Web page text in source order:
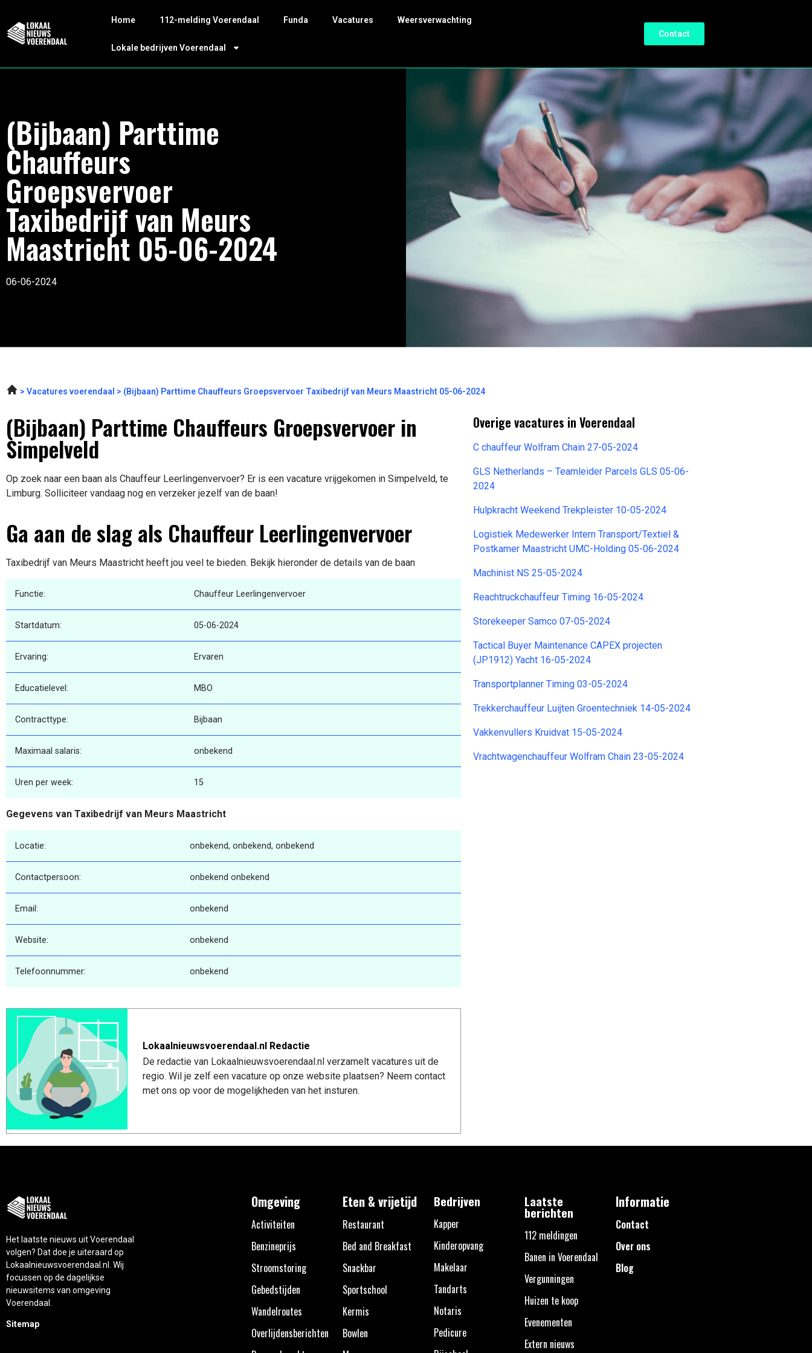
Home 112-melding Voerendaal Funda Vacatures Weersverwachting
Lokale bedrijven Voerendaal
Contact
(Bijbaan) Parttime
Chauffeurs
Groepsvervoer
Taxibedrijf van Meurs
Maastricht 05-06-2024
06-06-2024
Vacatures voerendaal (Bijbaan) Parttime Chauffeurs Groepsvervoer Taxibedrijf van Meurs Maastricht 05-06-2024
(Bijbaan) Parttime Chauffeurs Groepsvervoer in
Simpelveld
Op zoek naar een baan als Chauffeur Leerlingenvervoer? Er is een vacature vrijgekomen in Simpelveld, te
Limburg. Solliciteer vandaag nog en verzeker jezelf van de baan!
Ga aan de slag als Chauffeur Leerlingenvervoer
Taxibedrijf van Meurs Maastricht heeft jou veel te bieden. Bekijk hieronder de details van de baan
Functie: Chauffeur Leerlingenvervoer
Startdatum: 05-06-2024
Ervaring: Ervaren
Educatielevel: MBO
Contracttype: Bijbaan
Maximaal salaris: onbekend
Uren per week: 15
Gegevens van Taxibedrijf van Meurs Maastricht
Locatie: onbekend, onbekend, onbekend
Contactpersoon: onbekend onbekend
Email: onbekend
Website: onbekend
Telefoonnummer: onbekend
Lokaalnieuwsvoerendaal.nl Redactie
De redactie van Lokaalnieuwsvoerendaal.nl verzamelt vacatures uit de
regio. Wil je zelf een vacature op onze website plaatsen? Neem contact
met ons op voor de mogelijkheden van het insturen.
Overige vacatures in Voerendaal
C chauffeur Wolfram Chain 27-05-2024
GLS Netherlands – Teamleider Parcels GLS 05-06-
2024
Hulpkracht Weekend Trekpleister 10-05-2024
Logistiek Medewerker Intern Transport/Textiel &
Postkamer Maastricht UMC-Holding 05-06-2024
Machinist NS 25-05-2024
Reachtruckchauffeur Timing 16-05-2024
Storekeeper Samco 07-05-2024
Tactical Buyer Maintenance CAPEX projecten
(JP1912) Yacht 16-05-2024
Transportplanner Timing 03-05-2024
Trekkerchauffeur Luijten Groentechniek 14-05-2024
Vakkenvullers Kruidvat 15-05-2024
Vrachtwagenchauffeur Wolfram Chain 23-05-2024
Het laatste nieuws uit Voerendaal
volgen? Dat doe je uiteraard op
Lokaalnieuwsvoerendaal.nl. Wij
focussen op de dagelijkse
nieuwsitems van omgeving
Voerendaal.
Sitemap
Omgeving
Activiteiten
Benzineprijs
Stroomstoring
Gebedstijden
Wandelroutes
Overlijdensberichten
Eten & vrijetijd
Restaurant
Bed and Breakfast
Snackbar
Sportschool
Kermis
Bowlen
Bedrijven
Kapper
Kinderopvang
Makelaar
Tandarts
Notaris
Pedicure
Laatste
berichten
112 meldingen
Banen in Voerendaal
Vergunningen
Huizen te koop
Evenementen
Extern nieuws
Informatie
Contact
Over ons
Blog